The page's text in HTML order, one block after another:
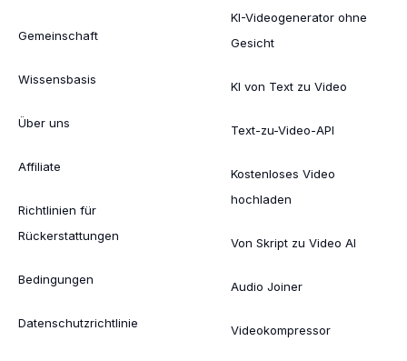
Gemeinschaft
Wissensbasis
Über uns
Affiliate
Richtlinien für
Rückerstattungen
Bedingungen
Datenschutzrichtlinie
KI-Videogenerator ohne
Gesicht
KI von Text zu Video
Text-zu-Video-API
Kostenloses Video
hochladen
Von Skript zu Video AI
Audio Joiner
Videokompressor